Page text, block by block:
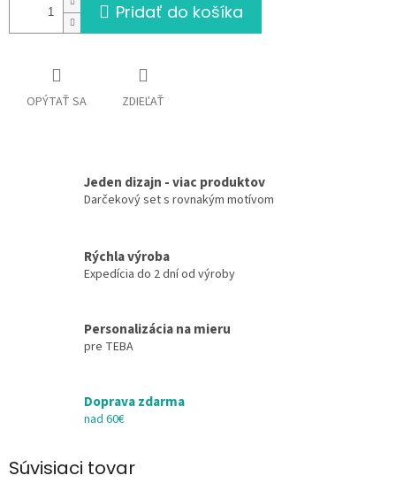
Pridať do košíka
OPÝTAŤ SA ZDIEĽAŤ
Jeden dizajn - viac produktov
Darčekový set s rovnakým motívom
Rýchla výroba
Expedícia do 2 dní od výroby
Personalizácia na mieru
pre TEBA
Doprava zdarma
nad 60€
Súvisiaci tovar